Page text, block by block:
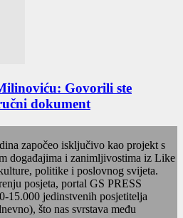
Govorili ste
dokument
započeo isključivo kao projekt s
događajima i zanimljivostima iz Like
politike i poslovnog svijeta.
posjeta, portal GS PRESS
15.000 jedinstvenih posjetitelja
što nas svrstava među